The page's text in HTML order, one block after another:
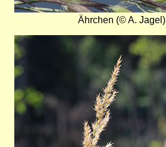
Ährchen (© A. Jagel)
Bild